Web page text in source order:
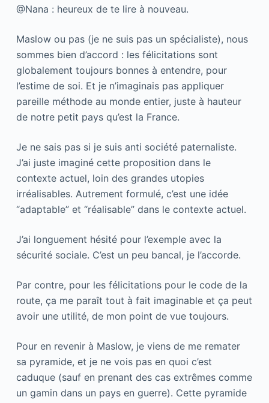
@Nana : heureux de te lire à nouveau.
Maslow ou pas (je ne suis pas un spécialiste), nous
sommes bien d’accord : les félicitations sont
globalement toujours bonnes à entendre, pour
l’estime de soi. Et je n’imaginais pas appliquer
pareille méthode au monde entier, juste à hauteur
de notre petit pays qu’est la France.
Je ne sais pas si je suis anti société paternaliste.
J’ai juste imaginé cette proposition dans le
contexte actuel, loin des grandes utopies
irréalisables. Autrement formulé, c’est une idée
“adaptable” et “réalisable” dans le contexte actuel.
J’ai longuement hésité pour l’exemple avec la
sécurité sociale. C’est un peu bancal, je l’accorde.
Par contre, pour les félicitations pour le code de la
route, ça me paraît tout à fait imaginable et ça peut
avoir une utilité, de mon point de vue toujours.
Pour en revenir à Maslow, je viens de me remater
sa pyramide, et je ne vois pas en quoi c’est
caduque (sauf en prenant des cas extrêmes comme
un gamin dans un pays en guerre). Cette pyramide